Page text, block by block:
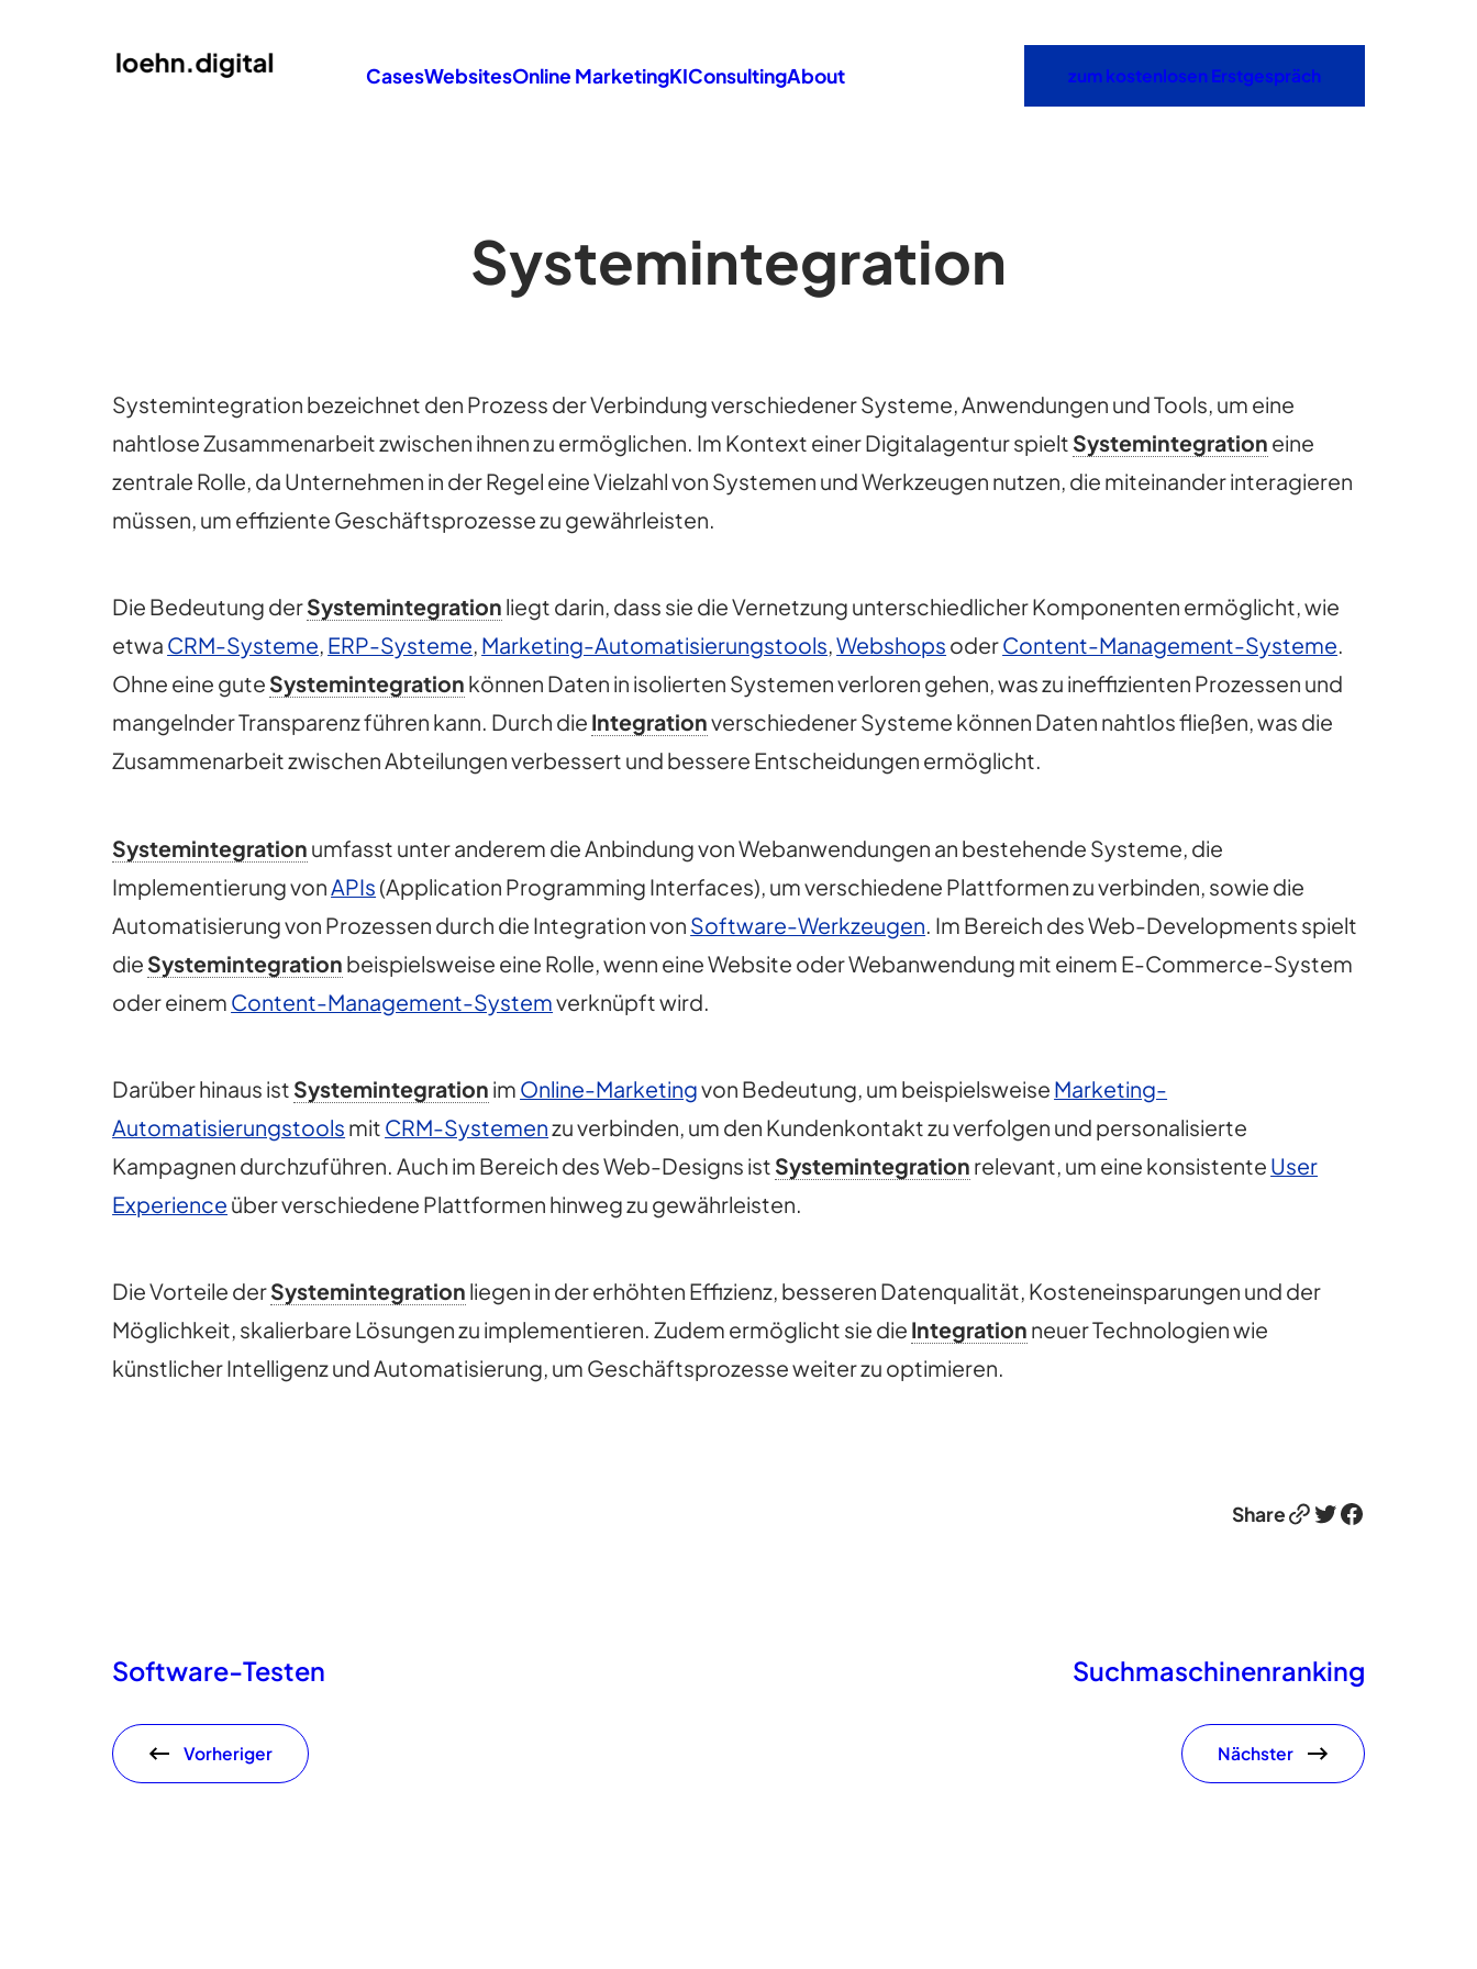
CasesWebsitesOnline MarketingKIConsultingAbout zum kostenlosen Erstgespräch
Systemintegration
Systemintegration bezeichnet den Prozess der Verbindung verschiedener Systeme, Anwendungen und Tools, um eine
nahtlose Zusammenarbeit zwischen ihnen zu ermöglichen. Im Kontext einer Digitalagentur spielt Systemintegration eine
zentrale Rolle, da Unternehmen in der Regel eine Vielzahl von Systemen und Werkzeugen nutzen, die miteinander interagieren
müssen, um effiziente Geschäftsprozesse zu gewährleisten.
Die Bedeutung derSystemintegration liegt darin, dass sie die Vernetzung unterschiedlicher Komponenten ermöglicht, wie
etwa CRM-Systeme, ERP-Systeme, Marketing-Automatisierungstools,Webshops oderContent-Management-Systeme.
Ohne eine gute Systemintegration können Daten in isolierten Systemen verloren gehen, was zu ineffizienten Prozessen und
mangelnder Transparenz führen kann. Durch die Integrationverschiedener Systeme können Daten nahtlos fließen, was die
Zusammenarbeit zwischen Abteilungen verbessert und bessere Entscheidungen ermöglicht.
Systemintegration umfasst unter anderem die Anbindung von Webanwendungen an bestehende Systeme, die
Implementierung von APIs (Application Programming Interfaces), um verschiedene Plattformen zu verbinden, sowie die
Automatisierung von Prozessen durch die Integration von Software-Werkzeugen. Im Bereich des Web-Developments spielt
die Systemintegration beispielsweise eine Rolle, wenn eine Website oder Webanwendung mit einem E-Commerce-System
oder einem Content-Management-Systemverknüpft wird.
Darüber hinaus ist Systemintegration im Online-Marketingvon Bedeutung, um beispielsweise Marketing-
Automatisierungstools mit CRM-Systemenzu verbinden, um den Kundenkontakt zu verfolgen und personalisierte
Kampagnen durchzuführen. Auch im Bereich des Web-Designs ist Systemintegration relevant, um eine konsistente User
Experience über verschiedene Plattformen hinweg zu gewährleisten.
Die Vorteile derSystemintegration liegen in der erhöhten Effizienz, besseren Datenqualität, Kosteneinsparungen und der
Möglichkeit, skalierbare Lösungen zu implementieren. Zudem ermöglicht sie die Integration neuer Technologien wie
künstlicher Intelligenz und Automatisierung, um Geschäftsprozesse weiter zu optimieren.
ShareLink Twitter Facebook
Software-Testen
Vorheriger
Suchmaschinenranking
Nächster